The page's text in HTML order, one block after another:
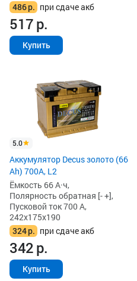
486р. при сдаче акб
517р.
Купить
5.0
Аккумулятор Decus золото (66
Ah) 700A, L2
Ёмкость 66 А·ч,
Полярность обратная [- +],
Пусковой ток 700 А,
242x175x190
324р. при сдаче акб
342р.
Купить